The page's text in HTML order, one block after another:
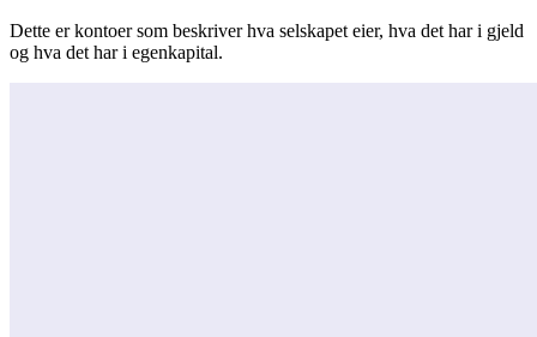
Dette er kontoer som beskriver hva selskapet eier, hva det har i gjeld
og hva det har i egenkapital.